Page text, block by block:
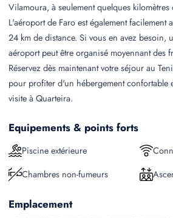
Vilamoura, à seulement quelques kilomètres
L'aéroport de Faro est également facilement
24 km de distance. Si vous en avez besoin,
aéroport peut être organisé moyennant des
Réservez dès maintenant votre séjour au
pour profiter d'un hébergement confortable
visite à Quarteira.
Equipements & points forts
Piscine extérieure
Chambres non-fumeurs
Emplacement